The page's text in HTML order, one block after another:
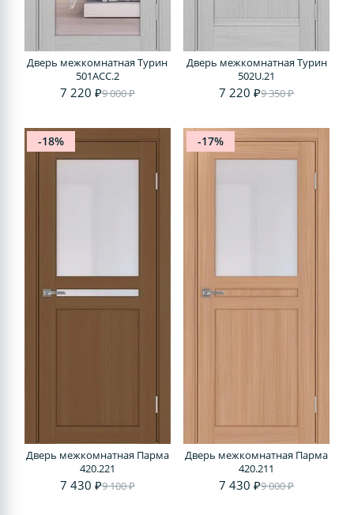
Дверь межкомнатная Турин
501АСС.2
7 220 ₽9 000 ₽
Дверь межкомнатная Турин
502U.21
7 220 ₽9 350 ₽
-18%
Дверь межкомнатная Парма
420.221
7 430 ₽9 100 ₽
-17%
Дверь межкомнатная Парма
420.211
7 430 ₽9 000 ₽